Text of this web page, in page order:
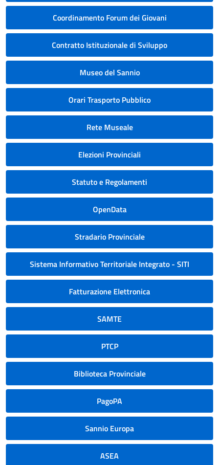
Coordinamento Forum dei Giovani
Contratto Istituzionale di Sviluppo
Museo del Sannio
Orari Trasporto Pubblico
Rete Museale
Elezioni Provinciali
Statuto e Regolamenti
OpenData
Stradario Provinciale
Sistema Informativo Territoriale Integrato - SITI
Fatturazione Elettronica
SAMTE
PTCP
Biblioteca Provinciale
PagoPA
Sannio Europa
ASEA